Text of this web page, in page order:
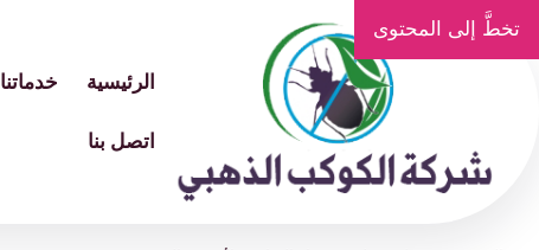
تخطَّ إلى المحتوى
الرئيسية خدماتنا
اتصل بنا